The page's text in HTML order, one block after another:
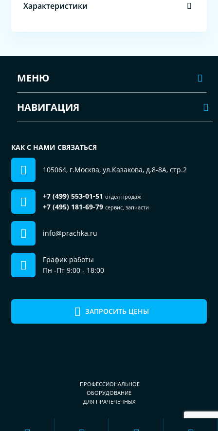
Характеристики
ПРОФЕССИОНАЛЬНОЕ
ОБОРУДОВАНИЕ
ДЛЯ ПРАЧЕЧЕЧНЫХ
ЗАПРОСИТЬ ЦЕНЫ
МЕНЮ
НАВИГАЦИЯ
КАК С НАМИ СВЯЗАТЬСЯ
105064, г.Москва, ул.Казакова, д.8-8А, стр.2
+7 (499) 553-01-51 отдел продаж
+7 (495) 181-69-79 сервис, запчасти
info@prachka.ru
График работы
Пн -Пт 9:00 - 18:00